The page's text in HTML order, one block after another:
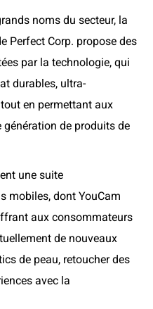
noms du secteur, la
Perfect Corp. propose des
par la technologie, qui
durables, ultra-
en permettant aux
génération de produits de
une suite
mobiles, dont YouCam
aux consommateurs
de nouveaux
de peau, retoucher des
avec la